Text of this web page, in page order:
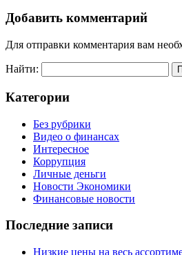
Добавить комментарий
Для отправки комментария вам
Найти:
Категории
Без рубрики
Видео о финансах
Интересное
Коррупция
Личные деньги
Новости Экономики
Финансовые новости
Последние записи
Низкие цены на весь